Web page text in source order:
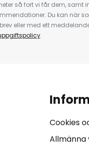
så fort vi får dem, samt
Du kan när
eller med ett
.
Cookies
Allmänna